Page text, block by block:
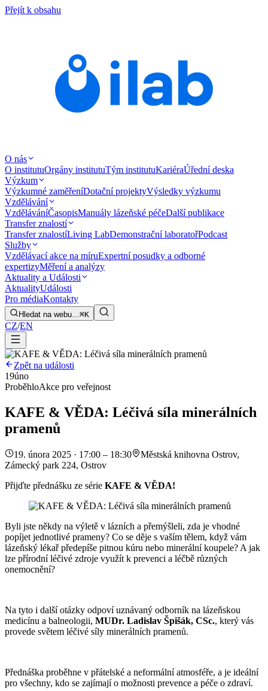
Přejít k obsahu
O nás
O institutuOrgány institutuTým institutuKariéraÚřední deska
Výzkum
Výzkumné zaměřeníDotační projektyVýsledky výzkumu
Vzdělávání
VzděláváníČasopisManuály lázeňské péčeDalší publikace
Transfer znalostí
Transfer znalostíLiving LabDemonstrační laboratořPodcast
Služby
Vzdělávací akce na míruExpertní posudky a odborné
expertizyMěření a analýzy
Aktuality a Události
AktualityUdálosti
Pro médiaKontakty
Hledat na webu…⌘K
CZ/EN
Zpět na události
19úno
ProběhloAkce pro veřejnost
KAFE & VĚDA: Léčivá síla minerálních
pramenů
19. února 2025 · 17:00 – 18:30
Městská knihovna Ostrov,
Zámecký park 224, Ostrov
Přijďte přednášku ze série KAFE & VĚDA!
Byli jste někdy na výletě v lázních a přemýšleli, zda je vhodné
popíjet jednotlivé prameny? Co se děje s vaším tělem, když vám
lázeňský lékař předepíše pitnou kúru nebo minerální koupele? A jak
lze přírodní léčivé zdroje využít k prevenci a léčbě různých
onemocnění?
Na tyto i další otázky odpoví uznávaný odborník na lázeňskou
medicínu a balneologii, MUDr. Ladislav Špišák, CSc., který vás
provede světem léčivé síly minerálních pramenů.
Přednáška proběhne v přátelské a neformální atmosféře, a je ideální
pro všechny, kdo se zajímají o možnosti prevence a péče o zdraví.